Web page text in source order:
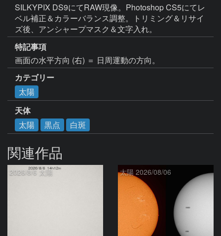
SILKYPIX DS9にてRAW現像。Photoshop CS5にてレ
ベル補正＆カラーバランス調整。トリミング＆リサイ
ズ後、アンシャープマスク＆文字入れ。
特記事項
画面の水平方向 (右) ＝ 日周運動の方向。
カテゴリー
太陽
天体
太陽
黒点 白斑
関連作品
2026/8/6 太陽 太陽 2026/08/06